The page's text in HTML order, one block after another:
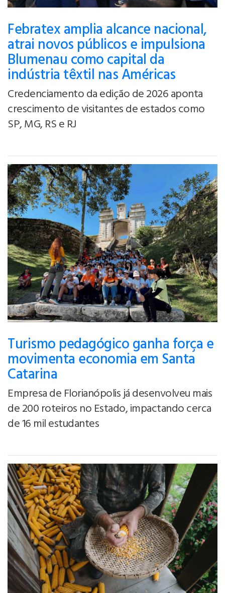
Febratex amplia alcance nacional,
atrai novos públicos e impulsiona
Blumenau como capital da
indústria têxtil nas Américas
Credenciamento da edição de 2026 aponta
crescimento de visitantes de estados como
SP, MG, RS e RJ
Turismo pedagógico ganha força e
movimenta economia em Santa
Catarina
Empresa de Florianópolis já desenvolveu mais
de 200 roteiros no Estado, impactando cerca
de 16 mil estudantes